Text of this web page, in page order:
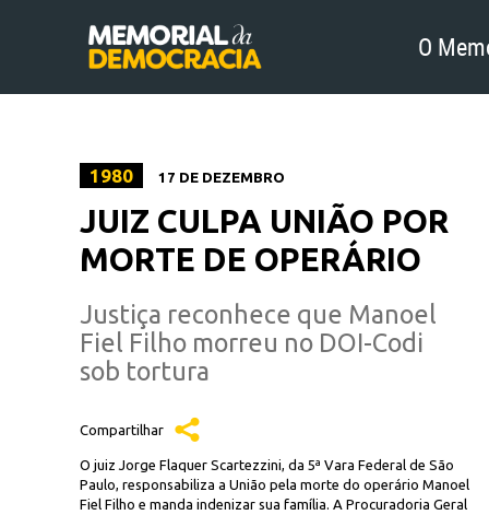
O
1980 17 DE DEZEMBRO
JUIZ CULPA UNIÃO POR
MORTE DE OPERÁRIO
Justiça reconhece que Manoel
Fiel Filho morreu no DOI-Codi
sob tortura
Compartilhar
O juiz Jorge Flaquer Scartezzini, da 5ª Vara Federal de São
Paulo, responsabiliza a União pela morte do operário Manoel
Fiel Filho e manda indenizar sua família. A Procuradoria Geral